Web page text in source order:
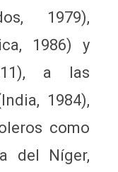
1979),
1986) y
a las
1984),
como
del Níger,